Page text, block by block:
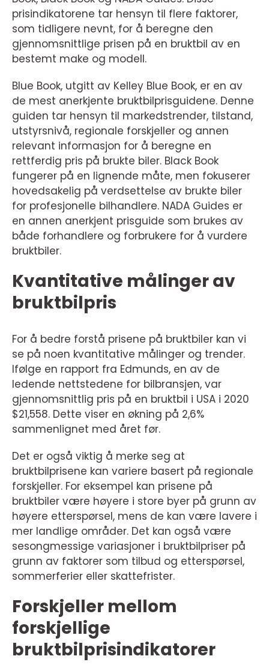
prisindikatorene tar hensyn til flere faktorer,
som tidligere nevnt, for å beregne den
gjennomsnittlige prisen på en bruktbil av en
bestemt make og modell.
Blue Book, utgitt av Kelley Blue Book, er en av
de mest anerkjente bruktbilprisguidene. Denne
guiden tar hensyn til markedstrender, tilstand,
utstyrsnivå, regionale forskjeller og annen
relevant informasjon for å beregne en
rettferdig pris på brukte biler. Black Book
fungerer på en lignende måte, men fokuserer
hovedsakelig på verdsettelse av brukte biler
for profesjonelle bilhandlere. NADA Guides er
en annen anerkjent prisguide som brukes av
både forhandlere og forbrukere for å vurdere
bruktbiler.
Kvantitative målinger av
bruktbilpris
For å bedre forstå prisene på bruktbiler kan vi
se på noen kvantitative målinger og trender.
Ifølge en rapport fra Edmunds, en av de
ledende nettstedene for bilbransjen, var
gjennomsnittlig pris på en bruktbil i USA i 2020
$21,558. Dette viser en økning på 2,6%
sammenlignet med året før.
Det er også viktig å merke seg at
bruktbilprisene kan variere basert på regionale
forskjeller. For eksempel kan prisene på
bruktbiler være høyere i store byer på grunn av
høyere etterspørsel, mens de kan være lavere i
mer landlige områder. Det kan også være
sesongmessige variasjoner i bruktbilpriser på
grunn av faktorer som tilbud og etterspørsel,
sommerferier eller skattefrister.
Forskjeller mellom
forskjellige
bruktbilprisindikatorer